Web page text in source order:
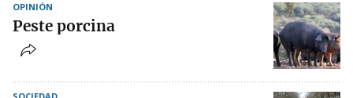
OPINIÓN
Peste porcina